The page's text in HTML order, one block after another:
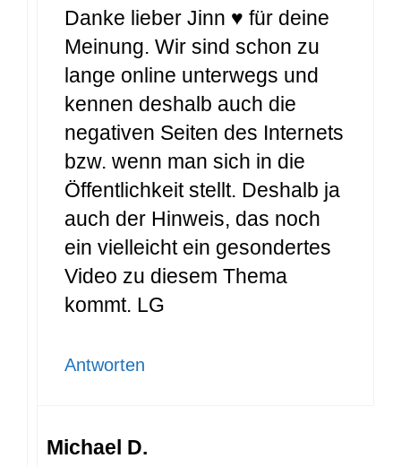
Danke lieber Jinn ♥ für deine
Meinung. Wir sind schon zu
lange online unterwegs und
kennen deshalb auch die
negativen Seiten des Internets
bzw. wenn man sich in die
Öffentlichkeit stellt. Deshalb ja
auch der Hinweis, das noch
ein vielleicht ein gesondertes
Video zu diesem Thema
kommt. LG
Antworten
Michael D.